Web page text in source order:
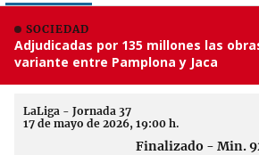
SOCIEDAD
Adjudicadas por 135 millones las
variante entre Pamplona y Jaca
LaLiga - Jornada 37
17 de mayo de 2026, 19:00 h.
Finalizado - Min.